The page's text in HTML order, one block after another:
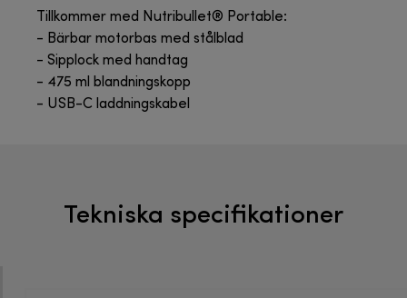
Tillkommer med Nutribullet® Portable:
- Bärbar motorbas med stålblad
- Sipplock med handtag
- 475 ml blandningskopp
- USB-C laddningskabel
Tekniska specifikationer